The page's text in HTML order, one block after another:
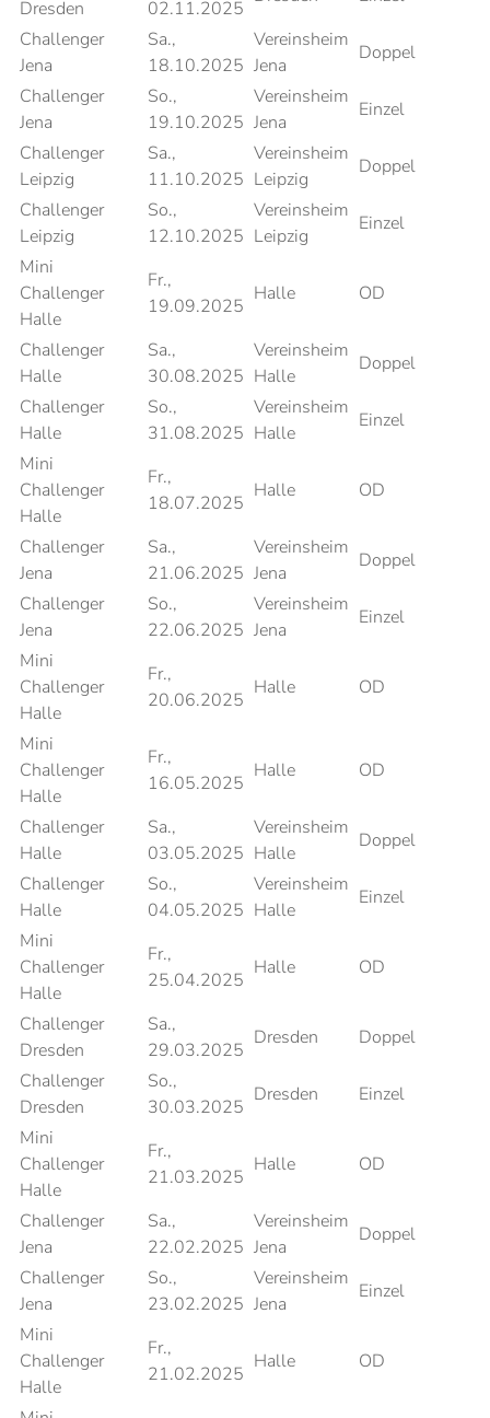
Dresden
02.11.2025
Challenger
Jena
Sa.,
18.10.2025
Vereinsheim
Jena
Doppel
Challenger
Jena
So.,
19.10.2025
Vereinsheim
Jena
Einzel
Challenger
Leipzig
Sa.,
11.10.2025
Vereinsheim
Leipzig
Doppel
Challenger
Leipzig
So.,
12.10.2025
Vereinsheim
Leipzig
Einzel
Mini
Challenger
Halle
Fr.,
19.09.2025
Halle OD
Challenger
Halle
Sa.,
30.08.2025
Vereinsheim
Halle
Doppel
Challenger
Halle
So.,
31.08.2025
Vereinsheim
Halle
Einzel
Mini
Challenger
Halle
Fr.,
18.07.2025
Halle OD
Challenger
Jena
Sa.,
21.06.2025
Vereinsheim
Jena
Doppel
Challenger
Jena
So.,
22.06.2025
Vereinsheim
Jena
Einzel
Mini
Challenger
Halle
Fr.,
20.06.2025
Halle OD
Mini
Challenger
Halle
Fr.,
16.05.2025
Halle OD
Challenger
Halle
Sa.,
03.05.2025
Vereinsheim
Halle
Doppel
Challenger
Halle
So.,
04.05.2025
Vereinsheim
Halle
Einzel
Mini
Challenger
Halle
Fr.,
25.04.2025
Halle OD
Challenger
Dresden
Sa.,
29.03.2025
Dresden
Doppel
Challenger
Dresden
So.,
30.03.2025
Dresden
Einzel
Mini
Challenger
Halle
Fr.,
21.03.2025
Halle OD
Challenger
Jena
Sa.,
22.02.2025
Vereinsheim
Jena
Doppel
Challenger
Jena
So.,
23.02.2025
Vereinsheim
Jena
Einzel
Mini
Challenger
Halle
Fr.,
21.02.2025
Halle OD